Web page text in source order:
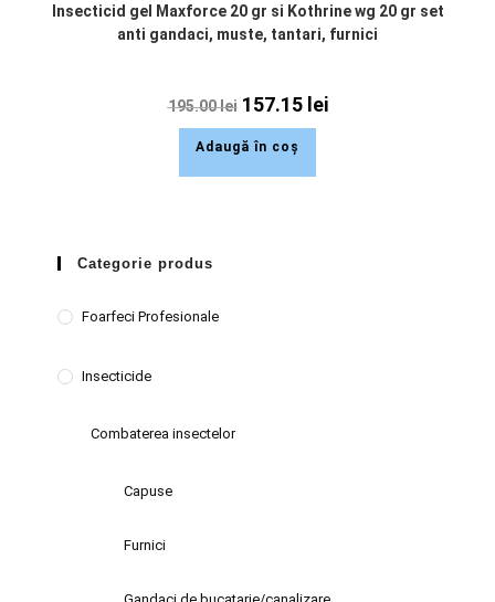
Insecticid gel Maxforce 20 gr si Kothrine wg 20 gr set
anti gandaci, muste, tantari, furnici
195.00lei 157.15 lei
Adaugă în coș
Categorie produs
Foarfeci Profesionale
Insecticide
Combaterea insectelor
Capuse
Furnici